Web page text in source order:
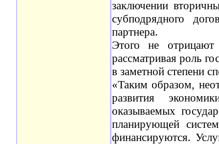
заключении
субподрядного
партнера.
Этого не
рассматривая роль
в заметной степени
«Таким образом,
развития
оказываемых
планирующей
финансируются.